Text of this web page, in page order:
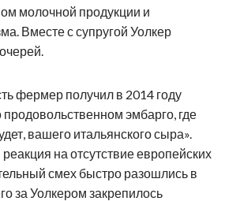
молочной продукции и
Вместе с супругой Уолкер
фермер получил в 2014 году
эмбарго, где
вашего итальянского сыра».
на отсутствие европейских
смех быстро разошлись в
за Уолкером закрепилось